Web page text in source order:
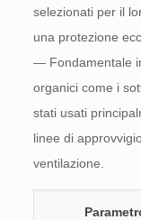
selezionati per il
una protezione
— Fondamentale
organici come i
stati usati
linee di
ventilazione.